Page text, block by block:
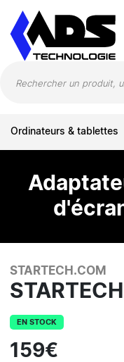
Ordinateurs & tablettes
STARTECH.COM
EN STOCK
159€